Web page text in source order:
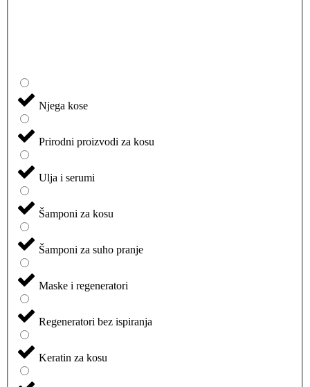
Njega kose
Prirodni proizvodi za kosu
Ulja i serumi
Šamponi za kosu
Šamponi za suho pranje
Maske i regeneratori
Regeneratori bez ispiranja
Keratin za kosu